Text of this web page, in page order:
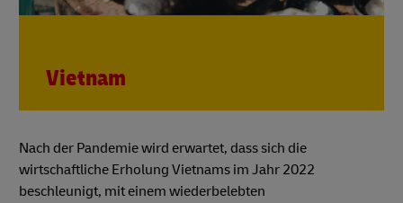
Vietnam
Nach der Pandemie wird erwartet, dass sich die
wirtschaftliche Erholung Vietnams im Jahr 2022
beschleunigt, mit einem wiederbelebten